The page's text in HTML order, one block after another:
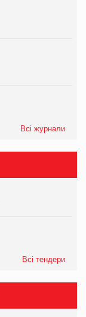
Всі журнали
Всі тендери